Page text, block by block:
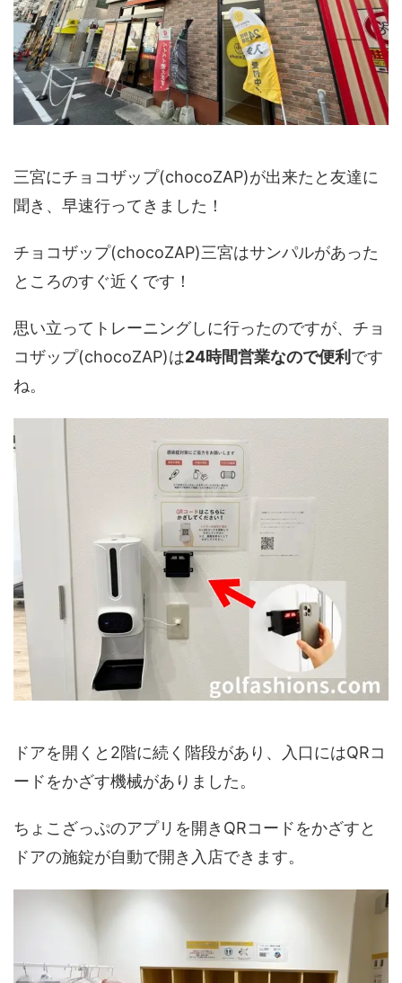
三宮にチョコザップ(chocoZAP)が出来たと友達に
聞き、早速行ってきました！
チョコザップ(chocoZAP)三宮はサンパルがあった
ところのすぐ近くです！
思い立ってトレーニングしに行ったのですが、チョ
コザップ(chocoZAP)は24時間営業なので便利 です
ね。
ドアを開くと2階に続く階段があり、入口にはQRコ
ードをかざす機械がありました。
ちょこざっぷのアプリを開きQRコードをかざすと
ドアの施錠が自動で開き入店できます。